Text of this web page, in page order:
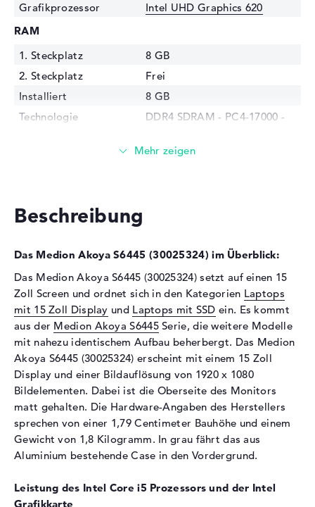
Grafikprozessor
Intel UHD Graphics 620
RAM
1. Steckplatz
8 GB
2. Steckplatz
Frei
Installiert
8 GB
Technologie
DDR4 SDRAM - PC4-17000 -
2. Festplatte
Festplatte)
Optische Speicher
Laufwerks-Typ
ohne Laufwerk
Display
Display-Typ
15,6" TFT
Max. Auflösung
1920 x 1080
Auflösungstyp
Full-HD
Besonderheiten
Display, matt, LED-
Hintergrundbeleuchtung, IPS
Panel
Unterstützte Flash-
SD Memory Card, SDHC,
Beschreibung
Das Medion Akoya S6445 (30025324) im Überblick:
Das Medion Akoya S6445 (30025324) setzt auf einen 15
Zoll Screen und ordnet sich in den Kategorien Laptops
mit 15 Zoll Display und Laptops mit SSD ein. Es kommt
aus der Medion Akoya S6445Serie, die weitere Modelle
mit nahezu identischem Aufbau beherbergt. Das Medion
Akoya S6445 (30025324) erscheint mit einem 15 Zoll
Display und einer Bildauflösung von 1920 x 1080
Bildelementen. Dabei ist die Oberseite des Monitors
matt gehalten. Die Hardware-Angaben des Herstellers
sprechen von einer 1,79 Centimeter Bauhöhe und einem
Gewicht von 1,8 Kilogramm. In grau fährt das aus
Aluminium bestehende Case in den Vordergrund.
Leistung des Intel Core i5 Prozessors und der Intel
Grafikkarte